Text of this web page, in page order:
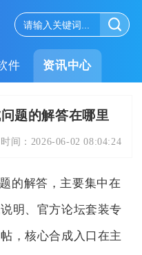
件 资讯中心
题的解答在哪里
间： 2026-06-02 08:04:24
的解答，主要集中在
明、官方论坛套装专
，核心合成入口在主